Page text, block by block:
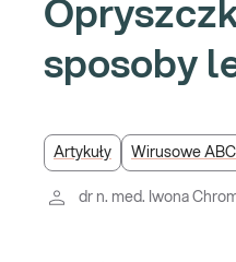
sposoby
Artykuły Wirusowe ABC
dr n. med. Iwona